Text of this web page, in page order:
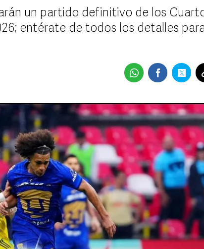
un partido definitivo de los
entérate de todos los detalles